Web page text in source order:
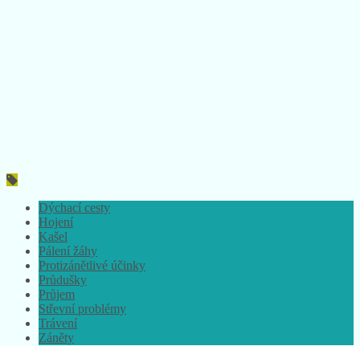
Dýchací cesty
Hojení
Kašel
Pálení žáhy
Protizánětlivé účinky
Průdušky
Průjem
Střevní problémy
Trávení
Záněty